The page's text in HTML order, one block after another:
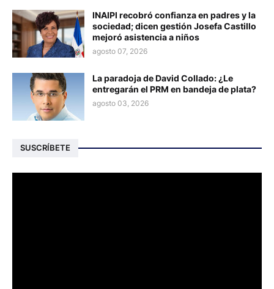
INAIPI recobró confianza en padres y la
sociedad; dicen gestión Josefa Castillo
mejoró asistencia a niños
agosto 07, 2026
La paradoja de David Collado: ¿Le
entregarán el PRM en bandeja de plata?
agosto 03, 2026
SUSCRÍBETE